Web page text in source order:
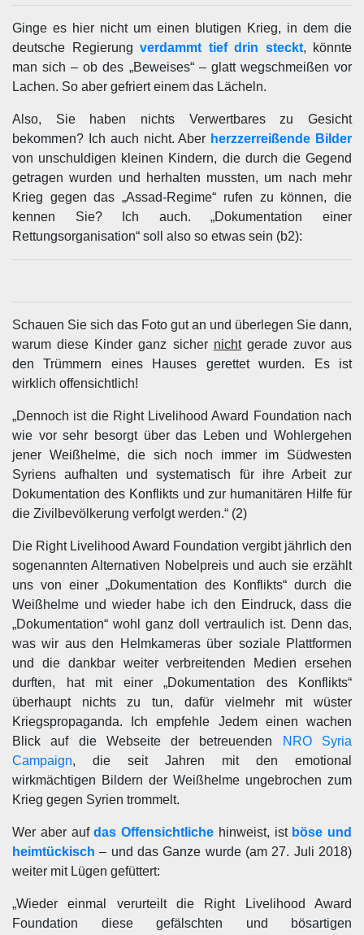
Ginge es hier nicht um einen blutigen Krieg, in dem die
deutsche Regierung verdammt tief drin steckt, könnte
man sich – ob des „Beweises“ – glatt wegschmeißen vor
Lachen. So aber gefriert einem das Lächeln.
Also, Sie haben nichts Verwertbares zu Gesicht
bekommen? Ich auch nicht. Aber herzzerreißende Bilder
von unschuldigen kleinen Kindern, die durch die Gegend
getragen wurden und herhalten mussten, um nach mehr
Krieg gegen das „Assad-Regime“ rufen zu können, die
kennen Sie? Ich auch. „Dokumentation einer
Rettungsorganisation“ soll also so etwas sein (b2):
Schauen Sie sich das Foto gut an und überlegen Sie dann,
warum diese Kinder ganz sicher nichtgerade zuvor aus
den Trümmern eines Hauses gerettet wurden. Es ist
wirklich offensichtlich!
„Dennoch ist die Right Livelihood Award Foundation nach
wie vor sehr besorgt über das Leben und Wohlergehen
jener Weißhelme, die sich noch immer im Südwesten
Syriens aufhalten und systematisch für ihre Arbeit zur
Dokumentation des Konflikts und zur humanitären Hilfe für
die Zivilbevölkerung verfolgt werden.“ (2)
Die Right Livelihood Award Foundation vergibt jährlich den
sogenannten Alternativen Nobelpreis und auch sie erzählt
uns von einer „Dokumentation des Konflikts“ durch die
Weißhelme und wieder habe ich den Eindruck, dass die
„Dokumentation“ wohl ganz doll vertraulich ist. Denn das,
was wir aus den Helmkameras über soziale Plattformen
und die dankbar weiter verbreitenden Medien ersehen
durften, hat mit einer „Dokumentation des Konflikts“
überhaupt nichts zu tun, dafür vielmehr mit wüster
Kriegspropaganda. Ich empfehle Jedem einen wachen
Blick auf die Webseite der betreuenden
NRO Syria
Campaign, die seit Jahren mit den emotional
wirkmächtigen Bildern der Weißhelme ungebrochen zum
Krieg gegen Syrien trommelt.
Wer aber aufdas Offensichtliche hinweist, ist böse und
heimtückisch – und das Ganze wurde (am 27. Juli 2018)
weiter mit Lügen gefüttert:
„Wieder einmal verurteilt die Right Livelihood Award
Foundation diese gefälschten und bösartigen